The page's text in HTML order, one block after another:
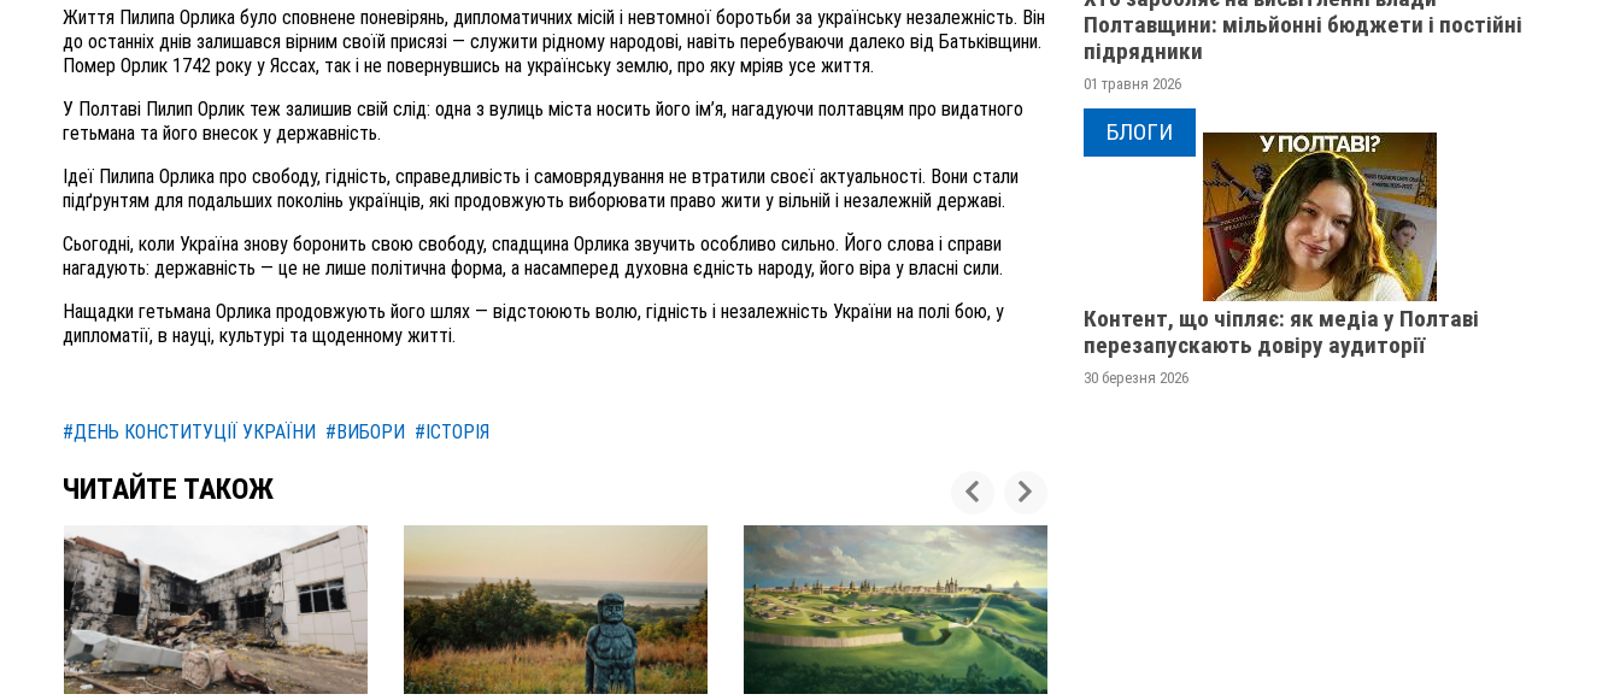
Життя Пилипа Орлика було сповнене поневірянь, дипломатичних місій і невтомної боротьби за українську незалежність. Він
до останніх днів залишався вірним своїй присязі — служити рідному народові, навіть перебуваючи далеко від Батьківщини.
Помер Орлик 1742 року у Яссах, так і не повернувшись на українську землю, про яку мріяв усе життя.
У Полтаві Пилип Орлик теж залишив свій слід: одна з вулиць міста носить його ім’я, нагадуючи полтавцям про видатного
гетьмана та його внесок у державність.
Ідеї Пилипа Орлика про свободу, гідність, справедливість і самоврядування не втратили своєї актуальності. Вони стали
підґрунтям для подальших поколінь українців, які продовжують виборювати право жити у вільній і незалежній державі.
Сьогодні, коли Україна знову боронить свою свободу, спадщина Орлика звучить особливо сильно. Його слова і справи
нагадують: державність — це не лише політична форма, а насамперед духовна єдність народу, його віра у власні сили.
Нащадки гетьмана Орлика продовжують його шлях — відстоюють волю, гідність і незалежність України на полі бою, у
дипломатії, в науці, культурі та щоденному житті.
#ДЕНЬ КОНСТИТУЦІЇ УКРАЇНИ #ВИБОРИ #ІСТОРІЯ
ЧИТАЙТЕ ТАКОЖ
Полтавщини: мільйонні бюджети і постійні
підрядники
01 травня 2026
БЛОГИ
Контент, що чіпляє: як медіа у Полтаві
перезапускають довіру аудиторії
30 березня 2026